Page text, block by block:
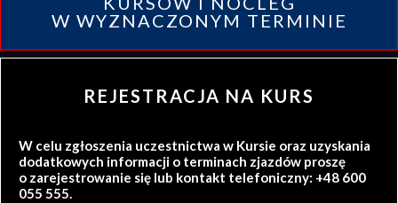
W WYZNACZONYM TERMINIE
REJESTRACJA NA KURS
W celu zgłoszenia uczestnictwa w Kursie oraz uzyskania
dodatkowych informacji o terminach zjazdów proszę
o zarejestrowanie się lub kontakt telefoniczny: +48 600
055 555.